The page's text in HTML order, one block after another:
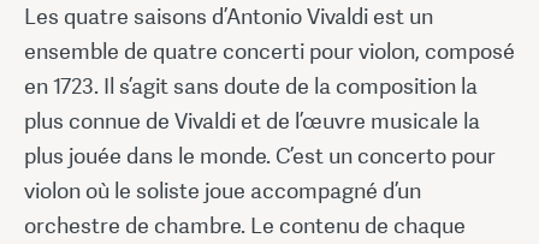
Les quatre saisons d’Antonio Vivaldi est un
ensemble de quatre concerti pour violon, composé
en 1723. Il s’agit sans doute de la composition la
plus connue de Vivaldi et de l’œuvre musicale la
plus jouée dans le monde. C’est un concerto pour
violon où le soliste joue accompagné d’un
orchestre de chambre. Le contenu de chaque